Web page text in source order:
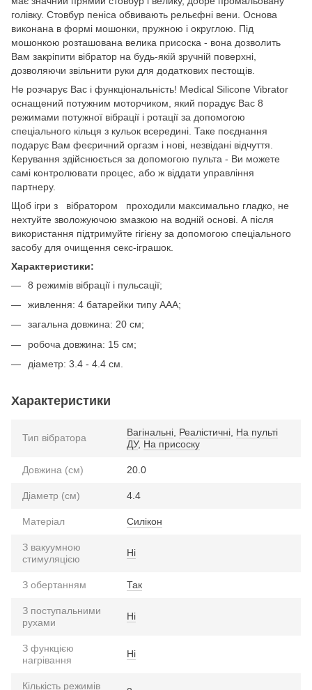
голівку. Стовбур пеніса обвивають рельєфні вени. Основа
виконана в формі мошонки, пружною і округлою. Під
мошонкою розташована велика присоска - вона дозволить
Вам закріпити вібратор на будь-якій зручній поверхні,
дозволяючи звільнити руки для додаткових пестощів.
Не розчарує Вас і функціональність! Medical Silicone Vibrator
оснащений потужним моторчиком, який порадує Вас 8
режимами потужної вібрації і ротації за допомогою
спеціального кільця з кульок всередині. Таке поєднання
подарує Вам феєричний оргазм і нові, незвідані відчуття.
Керування здійснюється за допомогою пульта - Ви можете
самі контролювати процес, або ж віддати управління
партнеру.
Щоб ігри з вібратором проходили максимально гладко, не
нехтуйте зволожуючою змазкою на водній основі. А після
використання підтримуйте гігієну за допомогою спеціального
засобу для очищення секс-іграшок.
Характеристики:
8 режимів вібрації і пульсації;
живлення: 4 батарейки типу ААА;
загальна довжина: 20 см;
робоча довжина: 15 см;
діаметр: 3.4 - 4.4 см.
Характеристики
Тип вібратора Вагінальні Реалістичні На пульті
ДУ, На присоску
Довжина (см) 20.0
Діаметр (см) 4.4
Матеріал Силікон
З вакуумною
стимуляцією
Ні
З обертанням Так
З поступальними
рухами
Ні
З функцією
нагрівання
Ні
Кількість режимів